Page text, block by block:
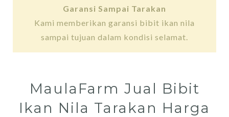
Garansi Sampai Tarakan
Kami memberikan garansi bibit ikan nila
sampai tujuan dalam kondisi selamat.
MaulaFarm Jual Bibit
Ikan Nila Tarakan Harga